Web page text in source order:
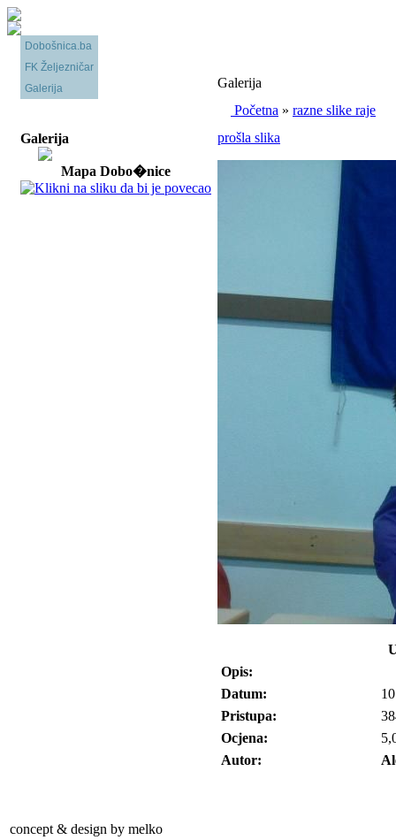
Dobošnica.ba
FK Željezničar
Galerija
Galerija
Mapa Dobo�nice
Galerija
Početna » razne slike raje
prošla slika
Opis:
Datum:
Pristupa:
Ocjena:
Autor:
concept & design by melko